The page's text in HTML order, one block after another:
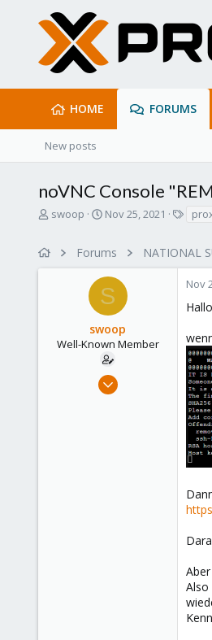
HOME FORUMS
New posts
noVNC Console
T
a
swoop
S
r
t
d
a
t
e
Nov 25, 2021
s
Forums NATIONAL
S
swoop
Well-Known Member
Mar 25, 2021
Nov
Also